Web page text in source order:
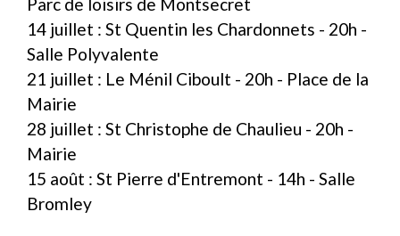
Parc de loisirs de Montsecret
14 juillet : St Quentin les Chardonnets - 20h -
Salle Polyvalente
21 juillet : Le Ménil Ciboult - 20h - Place de la
Mairie
28 juillet : St Christophe de Chaulieu - 20h -
Mairie
15 août : St Pierre d'Entremont - 14h - Salle
Bromley